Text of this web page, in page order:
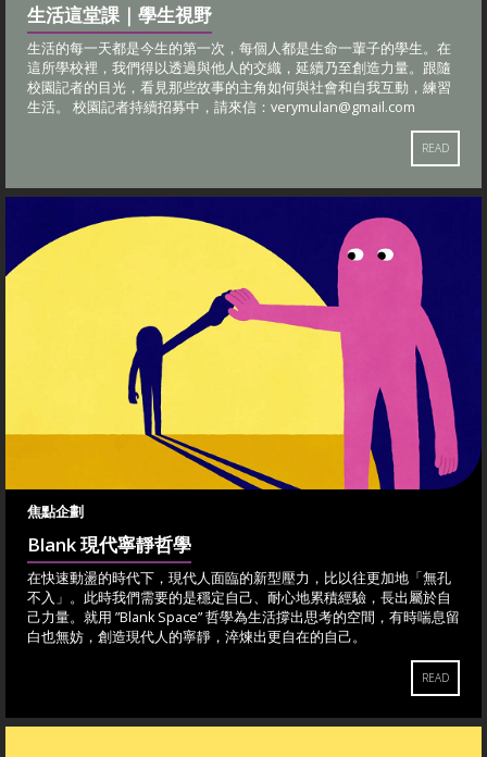
生活這堂課｜學生視野
生活的每一天都是今生的第一次，每個人都是生命一輩子的學生。在
這所學校裡，我們得以透過與他人的交織，延續乃至創造力量。跟隨
校園記者的目光，看見那些故事的主角如何與社會和自我互動，練習
生活。 校園記者持續招募中，請來信： verymulan@gmail.com
READ
焦點企劃
Blank 現代寧靜哲學
在快速動盪的時代下，現代人面臨的新型壓力，比以往更加地「無孔
不入」。此時我們需要的是穩定自己、耐心地累積經驗，長出屬於自
己力量。就用 ”Blank Space” 哲學為生活撐出思考的空間，有時喘息留
白也無妨，創造現代人的寧靜，淬煉出更自在的自己。
READ